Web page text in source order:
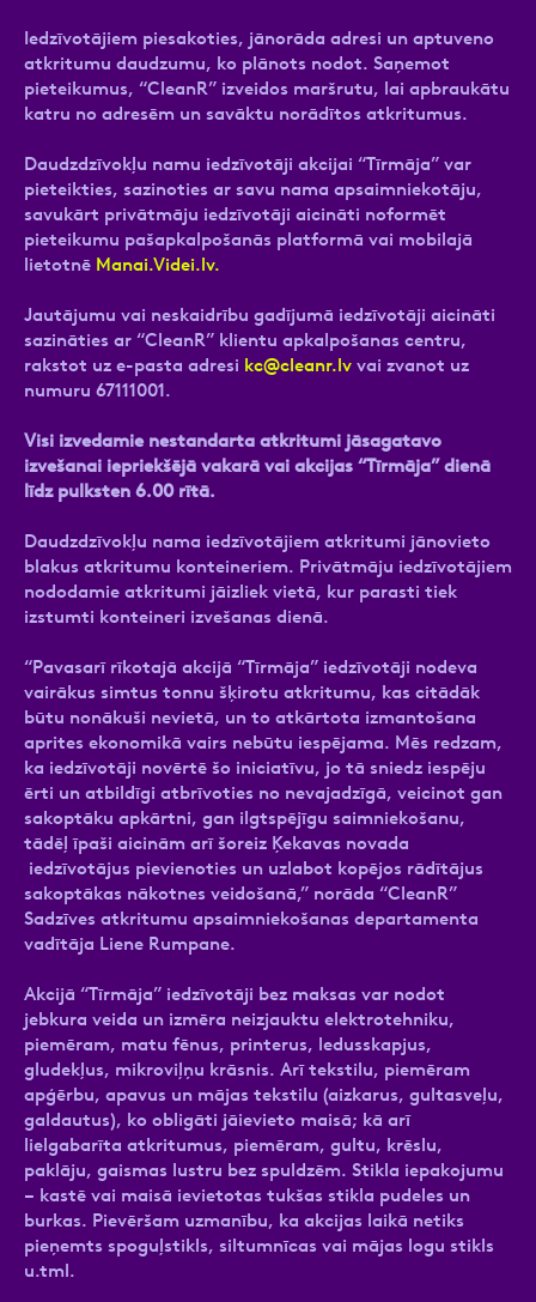
Iedzīvotājiem piesakoties, jānorāda adresi un aptuveno
atkritumu daudzumu, ko plānots nodot. Saņemot
pieteikumus, “CleanR” izveidos maršrutu, lai apbraukātu
katru no adresēm un savāktu norādītos atkritumus.
Daudzdzīvokļu namu iedzīvotāji akcijai “Tīrmāja” var
pieteikties, sazinoties ar savu nama apsaimniekotāju,
savukārt privātmāju iedzīvotāji aicināti noformēt
pieteikumu pašapkalpošanās platformā vai mobilajā
lietotnē Manai.Videi.lv.
Jautājumu vai neskaidrību gadījumā iedzīvotāji aicināti
sazināties ar “CleanR” klientu apkalpošanas centru,
rakstot uz e-pasta adresi kc@cleanr.lv vai zvanot uz
numuru 67111001.
Visi izvedamie nestandarta atkritumi jāsagatavo
izvešanai iepriekšējā vakarā vai akcijas “Tīrmāja” dienā
līdz pulksten 6.00 rītā.
Daudzdzīvokļu nama iedzīvotājiem atkritumi jānovieto
blakus atkritumu konteineriem. Privātmāju iedzīvotājiem
nododamie atkritumi jāizliek vietā, kur parasti tiek
izstumti konteineri izvešanas dienā.
“Pavasarī rīkotajā akcijā “Tīrmāja” iedzīvotāji nodeva
vairākus simtus tonnu šķirotu atkritumu, kas citādāk
būtu nonākuši nevietā, un to atkārtota izmantošana
aprites ekonomikā vairs nebūtu iespējama. Mēs redzam,
ka iedzīvotāji novērtē šo iniciatīvu, jo tā sniedz iespēju
ērti un atbildīgi atbrīvoties no nevajadzīgā, veicinot gan
sakoptāku apkārtni, gan ilgtspējīgu saimniekošanu,
tādēļ īpaši aicinām arī šoreiz Ķekavas novada
iedzīvotājus pievienoties un uzlabot kopējos rādītājus
sakoptākas nākotnes veidošanā,” norāda “CleanR”
Sadzīves atkritumu apsaimniekošanas departamenta
vadītāja Liene Rumpane.
Akcijā “Tīrmāja” iedzīvotāji bez maksas var nodot
jebkura veida un izmēra neizjauktu elektrotehniku,
piemēram, matu fēnus, printerus, ledusskapjus,
gludekļus, mikroviļņu krāsnis. Arī tekstilu, piemēram
apģērbu, apavus un mājas tekstilu (aizkarus, gultasveļu,
galdautus), ko obligāti jāievieto maisā; kā arī
lielgabarīta atkritumus, piemēram, gultu, krēslu,
paklāju, gaismas lustru bez spuldzēm. Stikla iepakojumu
– kastē vai maisā ievietotas tukšas stikla pudeles un
burkas. Pievēršam uzmanību, ka akcijas laikā netiks
pieņemts spoguļstikls, siltumnīcas vai mājas logu stikls
u.tml.